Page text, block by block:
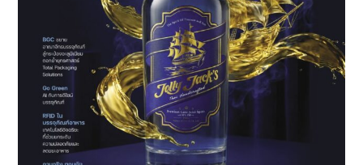
2
ณ
หาด
บาง
เสร่
ชลบุรี